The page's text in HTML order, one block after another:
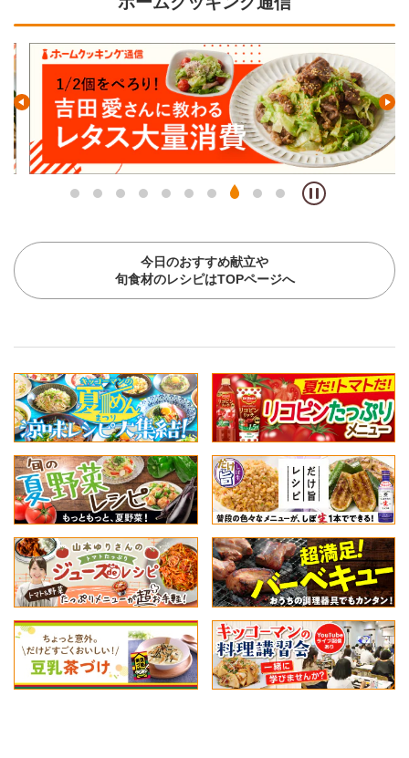
今日のおすすめ献立や
旬食材のレシピはTOPページへ